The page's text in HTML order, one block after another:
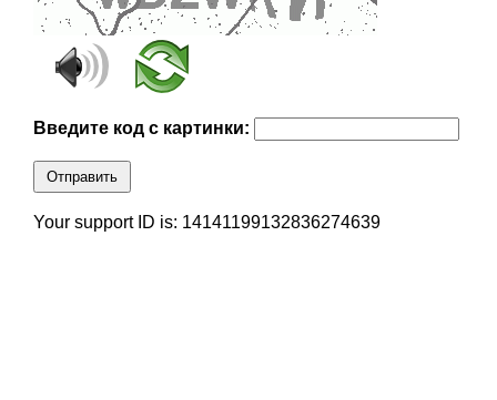
Введите код с картинки:
Отправить
Your support ID is: 14141199132836274639